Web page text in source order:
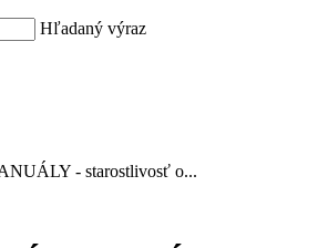
Hľadaný výraz
- starostlivosť o...